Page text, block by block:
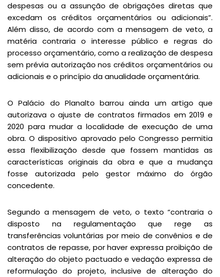
despesas ou a assunção de obrigações diretas que
excedam os créditos orçamentários ou adicionais”.
Além disso, de acordo com a mensagem de veto, a
matéria contraria o interesse público e regras do
processo orçamentário, como a realização de despesa
sem prévia autorização nos créditos orçamentários ou
adicionais e o princípio da anualidade orçamentária.
O Palácio do Planalto barrou ainda um artigo que
autorizava o ajuste de contratos firmados em 2019 e
2020 para mudar a localidade de execução de uma
obra. O dispositivo aprovado pelo Congresso permitia
essa flexibilização desde que fossem mantidas as
características originais da obra e que a mudança
fosse autorizada pelo gestor máximo do órgão
concedente.
Segundo a mensagem de veto, o texto “contraria o
disposto na regulamentação que rege as
transferências voluntárias por meio de convênios e de
contratos de repasse, por haver expressa proibição de
alteração do objeto pactuado e vedação expressa de
reformulação do projeto, inclusive de alteração do